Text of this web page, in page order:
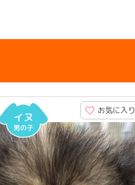
お気に入り